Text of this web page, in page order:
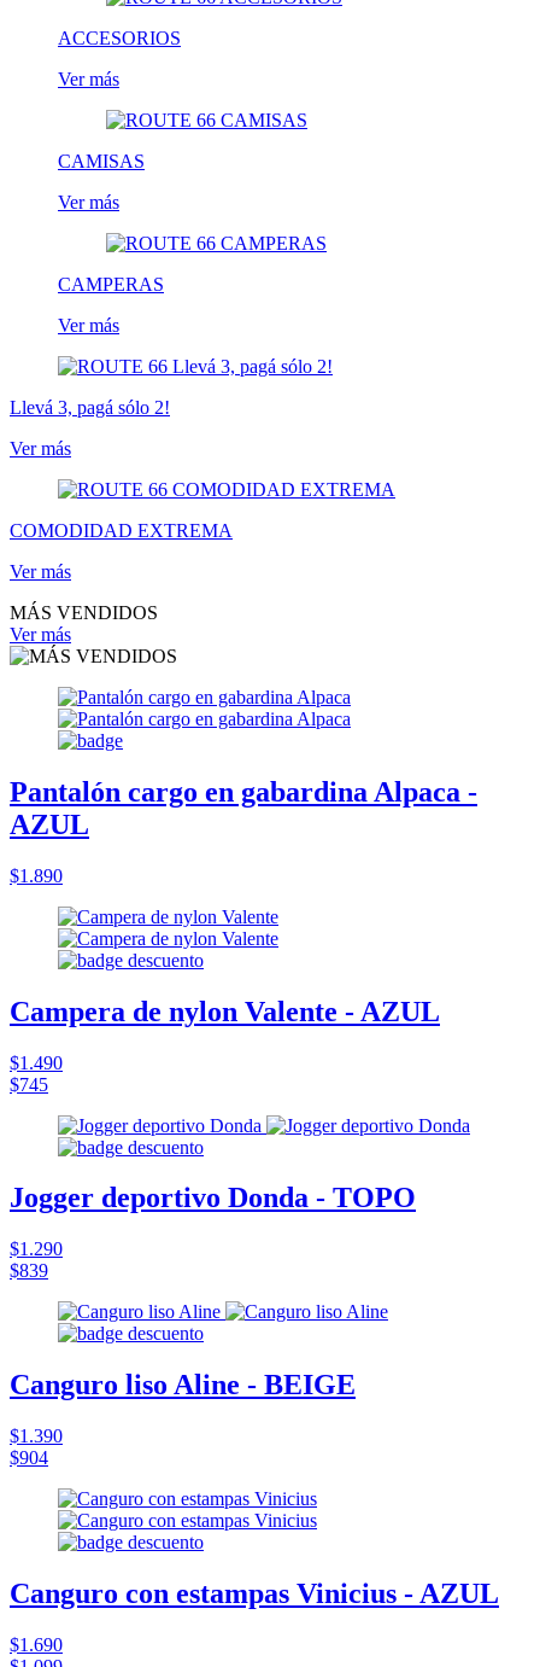
ACCESORIOS
Ver más
CAMISAS
Ver más
CAMPERAS
Ver más
Llevá 3, pagá sólo 2!
Ver más
COMODIDAD EXTREMA
Ver más
MÁS VENDIDOS
Ver más
Pantalón cargo en gabardina Alpaca -
AZUL
$1.890
Campera de nylon Valente - AZUL
$1.490
$745
Jogger deportivo Donda - TOPO
$1.290
$839
Canguro liso Aline - BEIGE
$1.390
$904
Canguro con estampas Vinicius - AZUL
$1.690